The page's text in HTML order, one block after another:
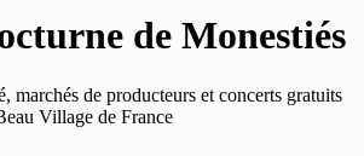
de Monestiés
marchés de producteurs et concerts gratuits
Village de France